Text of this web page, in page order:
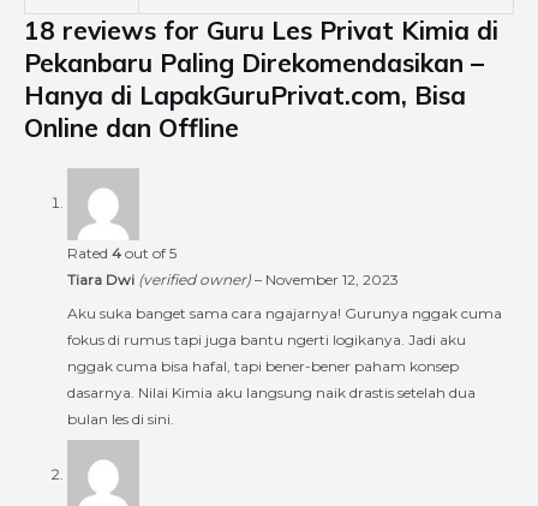
18 reviews for Guru Les Privat Kimia di
Pekanbaru Paling Direkomendasikan –
Hanya di LapakGuruPrivat.com, Bisa
Online dan Offline
Rated 4 out of 5
Tiara Dwi (verified owner) – November 12, 2023
Aku suka banget sama cara ngajarnya! Gurunya nggak cuma
fokus di rumus tapi juga bantu ngerti logikanya. Jadi aku
nggak cuma bisa hafal, tapi bener-bener paham konsep
dasarnya. Nilai Kimia aku langsung naik drastis setelah dua
bulan les di sini.